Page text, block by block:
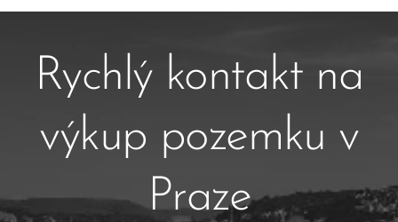
Rychlý kontakt na
výkup pozemku v
Praze